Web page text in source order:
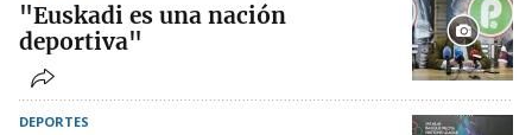
"Euskadi es una nación
deportiva"
DEPORTES